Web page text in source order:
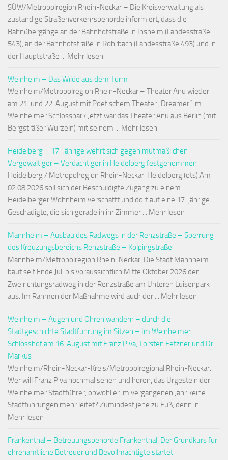
SÜW/Metropolregion Rhein-Neckar – Die Kreisverwaltung als
zuständige Straßenverkehrsbehörde informiert, dass die
Bahnübergänge an der Bahnhofstraße in Insheim (Landesstraße
543), an der Bahnhofstraße in Rohrbach (Landesstraße 493) und in
der Hauptstraße ... Mehr lesen
Weinheim – Das Wilde aus dem Turm
Weinheim/Metropolregion Rhein-Neckar – Theater Anu wieder
am 21. und 22. August mit Poetischem Theater „Dreamer“ im
Weinheimer Schlosspark Jetzt war das Theater Anu aus Berlin (mit
Bergsträßer Wurzeln) mit seinem ... Mehr lesen
Heidelberg – 17-Jährige wehrt sich gegen mutmaßlichen
Vergewaltiger – Verdächtiger in Heidelberg festgenommen
Heidelberg / Metropolregion Rhein-Neckar. Heidelberg (ots) Am
02.08.2026 soll sich der Beschuldigte Zugang zu einem
Heidelberger Wohnheim verschafft und dort auf eine 17-jährige
Geschädigte, die sich gerade in ihr Zimmer ... Mehr lesen
Mannheim – Ausbau des Radwegs in der Renzstraße – Sperrung
des Kreuzungsbereichs Renzstraße – Kolpingstraße
Mannheim/Metropolregion Rhein-Neckar. Die Stadt Mannheim
baut seit Ende Juli bis voraussichtlich Mitte Oktober 2026 den
Zweirichtungsradweg in der Renzstraße am Unteren Luisenpark
aus. Im Rahmen der Maßnahme wird auch der ... Mehr lesen
Weinheim – Augen und Ohren wandern – durch die
Stadtgeschichte Stadtführung im Sitzen – Im Weinheimer
Schlosshof am 16. August mit Franz Piva, Torsten Fetzner und Dr.
Markus
Weinheim/Rhein-Neckar-Kreis/Metropolregional Rhein-Neckar.
Wer will Franz Piva nochmal sehen und hören, das Urgestein der
Weinheimer Stadtführer, obwohl er im vergangenen Jahr keine
Stadtführungen mehr leitet? Zumindest jene zu Fuß, denn in ...
Mehr lesen
Frankenthal – Betreuungsbehörde Frankenthal: Der Grundkurs für
ehrenamtliche Betreuer und Bevollmächtigte startet